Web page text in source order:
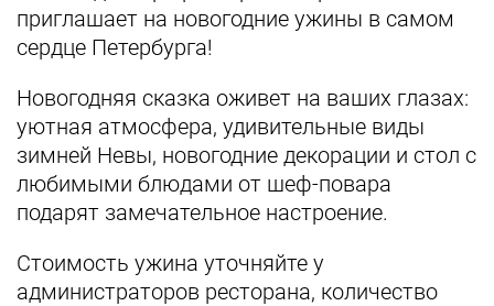
приглашает на новогодние ужины в самом
сердце Петербурга!
Новогодняя сказка оживет на ваших глазах:
уютная атмосфера, удивительные виды
зимней Невы, новогодние декорации и стол с
любимыми блюдами от шеф-повара
подарят замечательное настроение.
Стоимость ужина уточняйте у
администраторов ресторана, количество